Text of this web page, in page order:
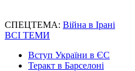
СПЕЦТЕМА: Війна в Ірані
ВСІ ТЕМИ
Вступ України в ЄС
Теракт в Барселоні